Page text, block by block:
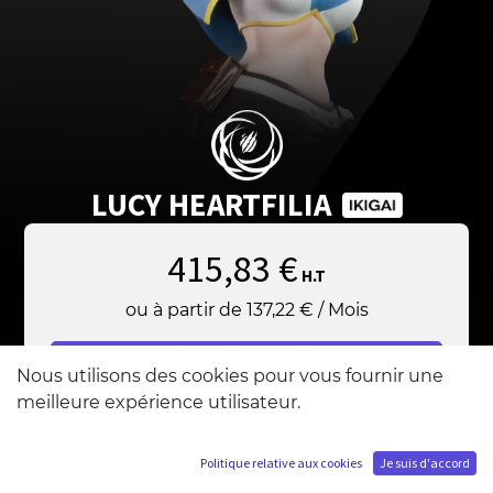
LUCY HEARTFILIA
415,83 € H.T
ou à partir de 137,22€ / Mois
Ajouter au panier
Nous utilisons des cookies pour vous fournir une
meilleure expérience utilisateur.
Politique relative aux cookies Je suis d'accord